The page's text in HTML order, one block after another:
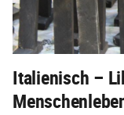
Italienisch –